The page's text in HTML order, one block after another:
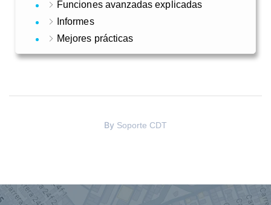
Funciones avanzadas explicadas
Informes
Mejores prácticas
By Soporte CDT